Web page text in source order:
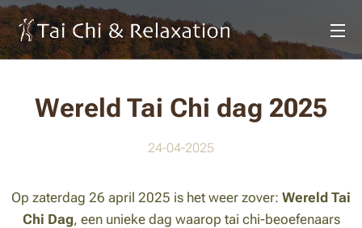
Wereld Tai Chi dag 2025
24-04-2025
Op zaterdag 26 april 2025 is het weer zover: Wereld Tai
Chi Dag, een unieke dag waarop tai chi-beoefenaars